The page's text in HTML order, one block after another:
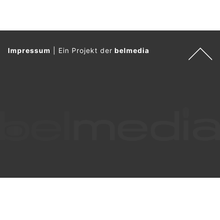
Impressum Ein Projekt derbelmedia